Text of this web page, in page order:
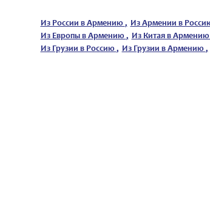
Из России в Армению , Из Армении в
Из Европы в Армению , Из Китая в Армению
Из Грузии в Россию , Из Грузии в Армению ,